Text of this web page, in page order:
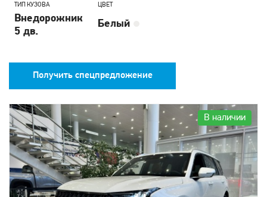
ТИП КУЗОВА
Внедорожник
5 дв.
ЦВЕТ
Белый
Получить спецпредложение
В наличии